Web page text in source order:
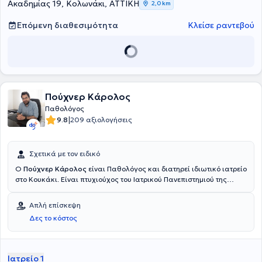
Ακαδημίας 19, Κολωνάκι, ΑΤΤΙΚΗ 2,0 km
Επόμενη διαθεσιμότητα Κλείσε ραντεβού
Πούχνερ Κάρολος
Παθολόγος
9.8|209 αξιολογήσεις
Σχετικά με τον ειδικό
Ο Πούχνερ Κάρολος είναι Παθολόγος και διατηρεί ιδιωτικό ιατρείο
στο Κουκάκι. Είναι πτυχιούχος του Ιατρικού Πανεπιστημιού της
Τίτλου "Διεθνής Υγεία" και Διπλώματος στην Τροπική Ιατρική και
Δημόσια Υγεία από το Ιατρικό Πανεπιστήμιο του Βερολίνου. Επίσης,
είναι Διδάκτωρ της Ιατρικής Σχολής του Πανεπιστημίου του
Φραϊμπουργκ, Γερμανίας, από το 2010. Έχει ολοκληρώσει την
νοσοκομεία του Βερολίνου, και εργάζεται χωρίς διακοπή από το
Απλή επίσκεψη
Δες το κόστος
Ιατρείο 1